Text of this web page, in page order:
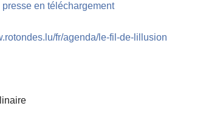
presse en téléchargement
fr/agenda/le-fil-de-lillusion